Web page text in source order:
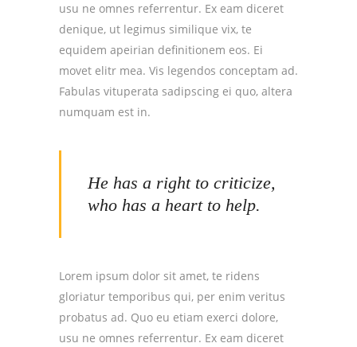
usu ne omnes referrentur. Ex eam diceret
denique, ut legimus similique vix, te
equidem apeirian definitionem eos. Ei
movet elitr mea. Vis legendos conceptam ad.
Fabulas vituperata sadipscing ei quo, altera
numquam est in.
He has a right to criticize,
who has a heart to help.
Lorem ipsum dolor sit amet, te ridens
gloriatur temporibus qui, per enim veritus
probatus ad. Quo eu etiam exerci dolore,
usu ne omnes referrentur. Ex eam diceret